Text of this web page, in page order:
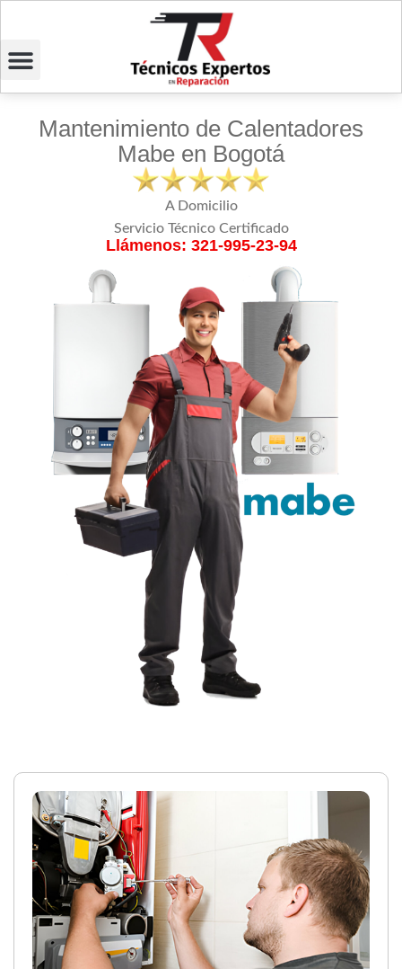
Mantenimiento de Calentadores
Mabe en Bogotá
A Domicilio
Servicio Técnico Certificado
Llámenos: 321-995-23-94